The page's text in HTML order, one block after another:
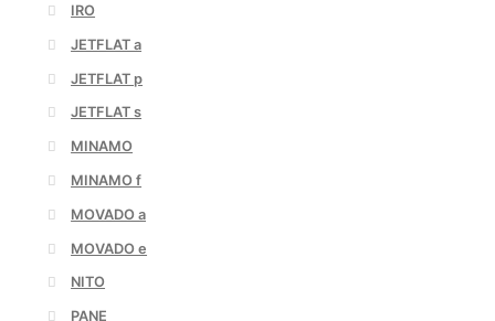
IRO
JETFLAT a
JETFLAT p
JETFLAT s
MINAMO
MINAMO f
MOVADO a
MOVADO e
NITO
PANE